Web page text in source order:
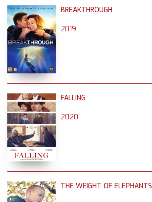
BREAKTHROUGH
2019
FALLING
2020
THE WEIGHT OF ELEPHANTS